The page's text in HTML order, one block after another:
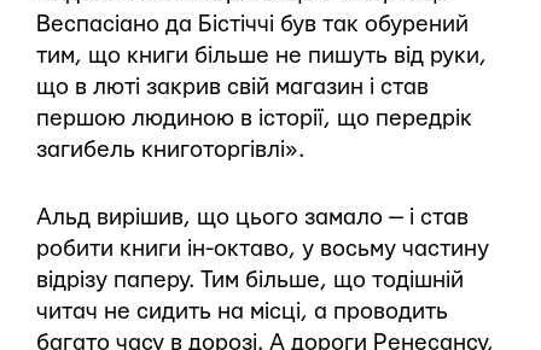
Веспасіано да Бістіччі був так обурений
тим, що книги більше не пишуть від руки,
що в люті закрив свій магазин і став
першою людиною в історії, що передрік
загибель книготоргівлі».
Альд вирішив, що цього замало — і став
робити книги ін-октаво, у восьму частину
відрізу паперу. Тим більше, що тодішній
читач не сидить на місці, а проводить
багато часу в дорозі. А дороги Ренесансу,